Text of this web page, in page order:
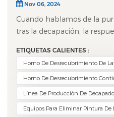
Nov 06, 2024
Cuando hablamos de la
tras la decapación, la
complejo determinado por
material original, el proceso
tratamiento posterior. Al
embalaje más reciclados a
una lata decapada influye
ETIQUETAS CALIENTES :
Horno De Desrecubrimiento De
Horno De Desrecubrimiento
Línea De Producción De
Equipos Para Eliminar Pintura De